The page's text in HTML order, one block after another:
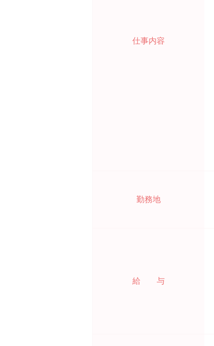
仕事内容
勤務地
給 与